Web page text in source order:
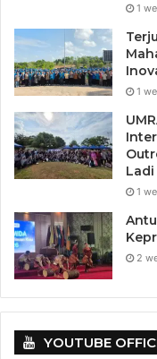
1
1
Ladi
1
2
YOUTUBE